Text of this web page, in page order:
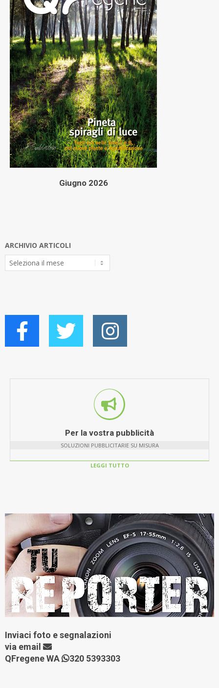
Giugno 2026
ARCHIVIO ARTICOLI
Archivio
Articoli
Per la vostra pubblicità
SOLUZIONI PUBBLICITARIE SU MISURA
LEGGI TUTTO
Inviaci foto e segnalazioni
via email
QFregene WA
320 5393303